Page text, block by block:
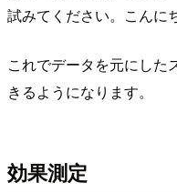
試みてください。こんに
これでデータを元にした
きるようになります。
効果測定